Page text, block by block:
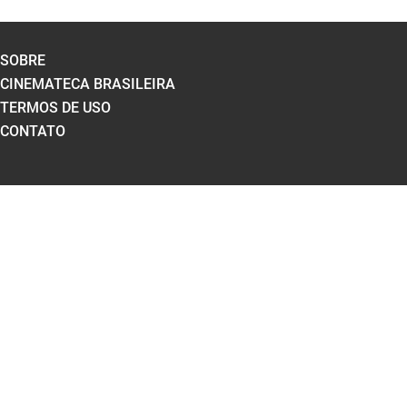
SOBRE
CINEMATECA BRASILEIRA
TERMOS DE USO
CONTATO